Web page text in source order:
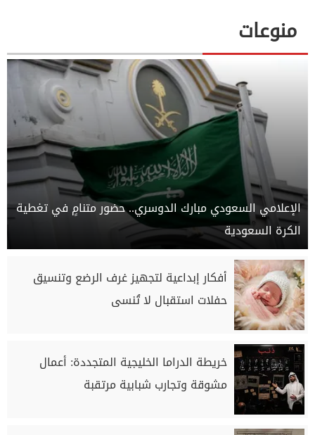
منوعات
الإعلامي السعودي مبارك الدوسري.. حضور متنامٍ في تغطية
الكرة السعودية
أفكار إبداعية لتجهيز غرف الرضع وتنسيق
حفلات استقبال لا تُنسى
خريطة الدراما الخليجية المتجددة: أعمال
مشوقة وتجارب شبابية مرتقبة